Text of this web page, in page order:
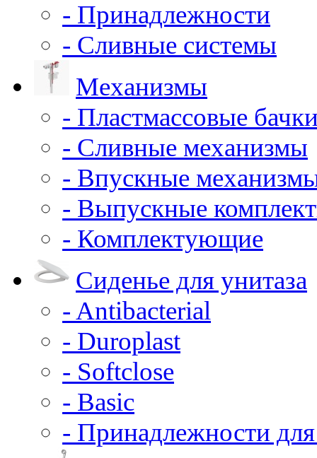
- Принадлежности
- Сливные системы
Механизмы
- Пластмассовые
- Сливные механизмы
- Впускные
- Выпускные
- Комплектующие
Сиденье для унитаза
- Antibacterial
- Duroplast
- Softclose
- Basic
- Принадлежности